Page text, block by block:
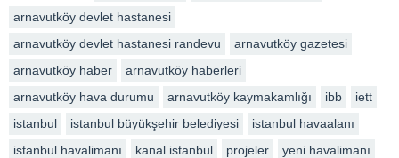
arnavutköy devlet hastanesi
arnavutköy devlet hastanesi randevu
arnavutköy gazetesi
arnavutköy haber
arnavutköy haberleri
arnavutköy hava durumu
arnavutköy kaymakamlığı ibb
iett
istanbul
istanbul büyükşehir belediyesi
istanbul havaalanı
istanbul havalimanı
kanal istanbul projeler yeni havalimanı